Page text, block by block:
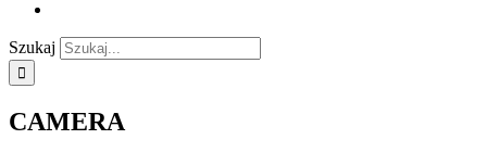
Szukaj
CAMERA